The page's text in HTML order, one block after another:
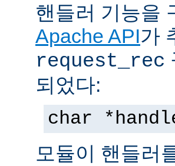
핸들러 기능을
Apache API가
request_rec
되었다:
char
모듈이 핸들러